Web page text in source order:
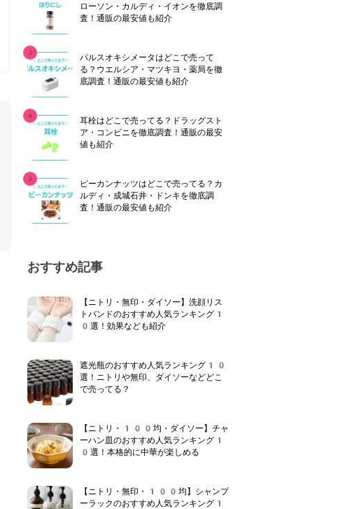
ローソン・カルディ・イオンを徹底調
査！通販の最安値も紹介
パルスオキシメータはどこで売って
る？ウエルシア・マツキヨ・薬局を徹
底調査！通販の最安値も紹介
耳栓はどこで売ってる？ドラッグスト
ア・コンビニを徹底調査！通販の最安
値も紹介
ピーカンナッツはどこで売ってる？カ
ルディ・成城石井・ドンキを徹底調
査！通販の最安値も紹介
おすすめ記事
【ニトリ・無印・ダイソー】洗顔リス
トバンドのおすすめ人気ランキング1
0選！効果なども紹介
遮光瓶のおすすめ人気ランキング10
選！ニトリや無印、ダイソーなどどこ
で売ってる？
【ニトリ・100均・ダイソー】チャ
ーハン皿のおすすめ人気ランキング1
0選！本格的に中華が楽しめる
【ニトリ・無印・100均】シャンプ
ーラックのおすすめ人気ランキング1